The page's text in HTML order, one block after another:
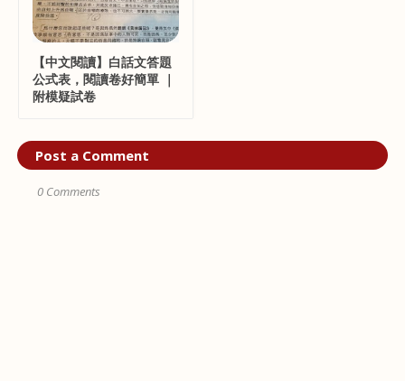
【中文閱讀】白話文答題
公式表，閱讀卷好簡單 ｜
附模疑試卷
Post a Comment
0 Comments